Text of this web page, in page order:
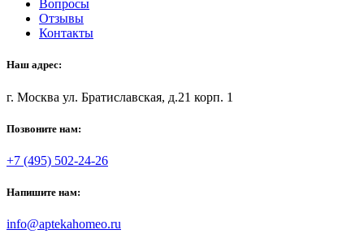
Вопросы
Отзывы
Контакты
Наш адрес:
г. Москва ул. Братиславская, д.21 корп. 1
Позвоните нам:
+7 (495) 502-24-26
Напишите нам:
info@aptekahomeo.ru